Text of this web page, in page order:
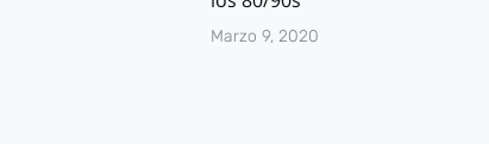
Marzo 9, 2020